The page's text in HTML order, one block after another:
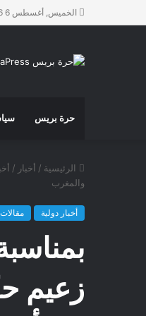
الخميس, أغسطس 6 2026
حرة بريس
الرئيسية / أخبار /
والمغرب
أخبار دولية
زعيم